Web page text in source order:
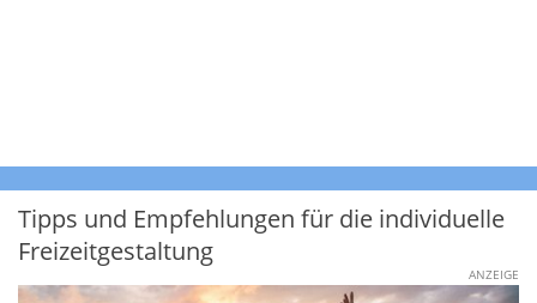
Tipps und Empfehlungen für die individuelle
Freizeitgestaltung
ANZEIGE